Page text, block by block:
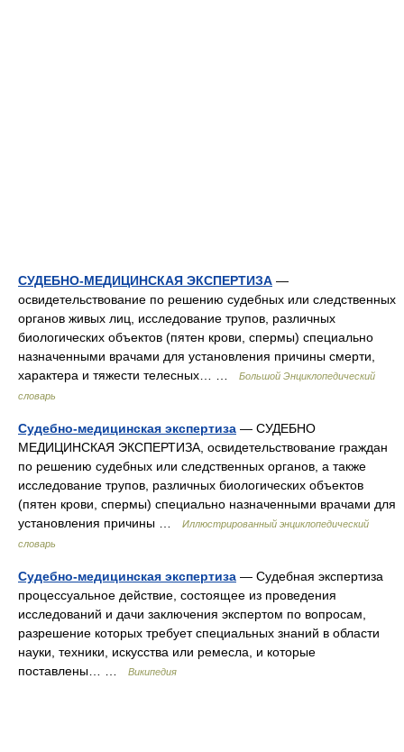
СУДЕБНО-МЕДИЦИНСКАЯ ЭКСПЕРТИЗА —
освидетельствование по решению судебных или следственных
органов живых лиц, исследование трупов, различных
биологических объектов (пятен крови, спермы) специально
назначенными врачами для установления причины смерти,
характера и тяжести телесных… …
Большой Энциклопедический
словарь
Судебно-медицинская экспертиза — СУДЕБНО
МЕДИЦИНСКАЯ ЭКСПЕРТИЗА, освидетельствование граждан
по решению судебных или следственных органов, а также
исследование трупов, различных биологических объектов
(пятен крови, спермы) специально назначенными врачами для
установления причины …
Иллюстрированный энциклопедический
словарь
Судебно-медицинская экспертиза — Судебная экспертиза
процессуальное действие, состоящее из проведения
исследований и дачи заключения экспертом по вопросам,
разрешение которых требует специальных знаний в области
науки, техники, искусства или ремесла, и которые
поставлены… …
Википедия